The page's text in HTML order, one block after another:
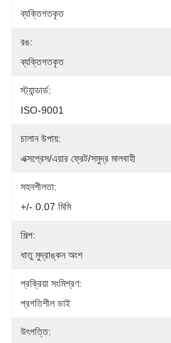
ব্যক্তিগতকৃত
রঙ:
ব্যক্তিগতকৃত
স্ট্যান্ডার্ড:
ISO-9001
চালান উপায়:
এক্সপ্রেস/এয়ার ফ্রেট/সমুদ্র মালবাহী
সহনশীলতা:
+/- 0.07 মিমি
শিল্প:
ধাতু মুদ্রাঙ্কন অংশ
প্রক্রিয়া সংমিশ্রণ:
প্রগতিশীল ডাই
উৎপত্তি: